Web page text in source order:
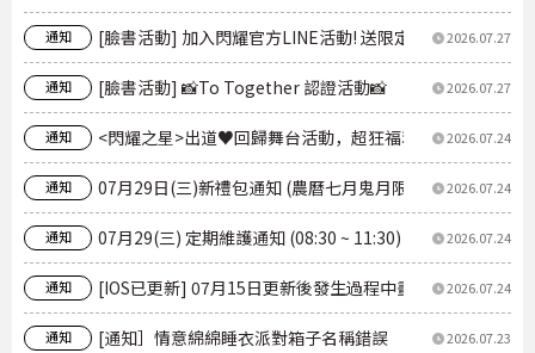
通知 [臉書活動] 加入閃耀官方LINE活動! 送限定【胖乎乎的🐇兔
2026.07.27
通知 [臉書活動] 📸To Together 認證活動📸 2026.07.27
通知 <閃耀之星>出道♥回歸舞台活動，超狂福利，現在就開領
2026.07.24
通知 07月29日(三)新禮包通知 (農曆七月鬼月限定月禮包)2026.07.24
通知 07月29(三) 定期維護通知 (08:30 ~ 11:30) 2026.07.24
通知 [IOS已更新] 07月15日更新後發生過程中畫面延遲現象修
2026.07.24
通知 [通知］情意綿綿睡衣派對箱子名稱錯誤 2026.07.23